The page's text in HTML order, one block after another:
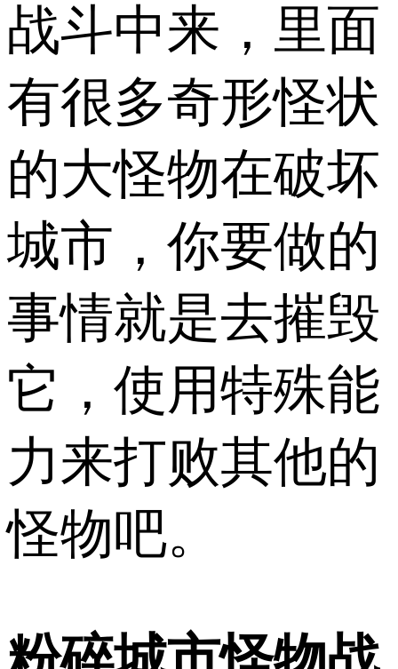
战斗中来，里面
有很多奇形怪状
的大怪物在破坏
城市，你要做的
事情就是去摧毁
它，使用特殊能
力来打败其他的
怪物吧。